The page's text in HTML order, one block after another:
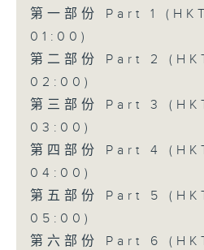
第一部份 Part 1
01:00)
第二部份 Part 2
02:00)
第三部份 Part 3
03:00)
第四部份 Part 4
04:00)
第五部份 Part 5
05:00)
第六部份 Part 6